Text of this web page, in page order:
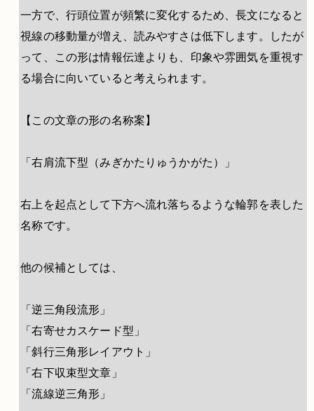
一方で、行頭位置が頻繁に変化するため、長文になると
視線の移動量が増え、読みやすさは低下します。したが
って、この形は情報伝達よりも、印象や雰囲気を重視す
る場合に向いていると考えられます。
【この文章の形の名称案】
「右肩流下型（みぎかたりゅうかがた）」
右上を起点として下方へ流れ落ちるような輪郭を表した
名称です。
他の候補としては、
「逆三角段流形」
「右寄せカスケード型」
「斜行三角形レイアウト」
「右下収束型文章」
「流線逆三角形」